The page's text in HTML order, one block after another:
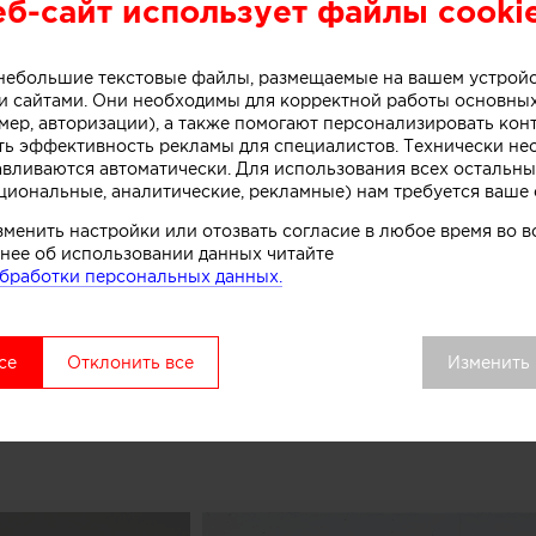
специалисты бюро One Design Office и Studio
магазина мороженого, расположенного в
(Австралия).
стойки лежит образ емкости с несколькими
Технически замысел был реализован при помощи
бетона. Логотип магазина мороженого
символизирующих систему охлаждения в автоматах
точки выделяется среди других объектов
сосредоточить внимание покупателей как на
процессе, в основе которого перемешивание слоев
рассказывают авторы этого небольшого
сайт использует файлы
текстовые файлы, размещаемые на вашем
сайтами. Они необходимы для корректной работы
авторизации), а также помогают персонализировать
эффективность рекламы для специалистов. Технически
автоматически. Для использования всех
аналитические, рекламные) нам требуется ваше
настройки или отозвать согласие в любое время во
об использовании данных читайте
персональных данных.
Отклонить все Изменить